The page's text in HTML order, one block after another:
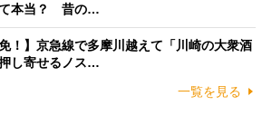
て本当？ 昔の…
！】京急線で多摩川越えて「川崎の大衆酒
し寄せるノス…
一覧を見る